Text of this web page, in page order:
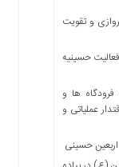
و تقویت
حسینیه
ها و
عملیاتی و
حسینی